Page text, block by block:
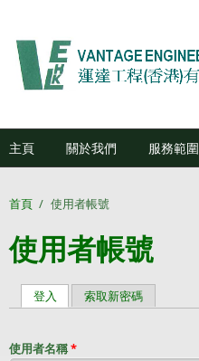
主頁 關於我們 服務範圍
首頁 / 使用者帳號
使用者帳號
主要索引標籤
登入 (作用中頁籤)
索取新密碼
使用者名稱*